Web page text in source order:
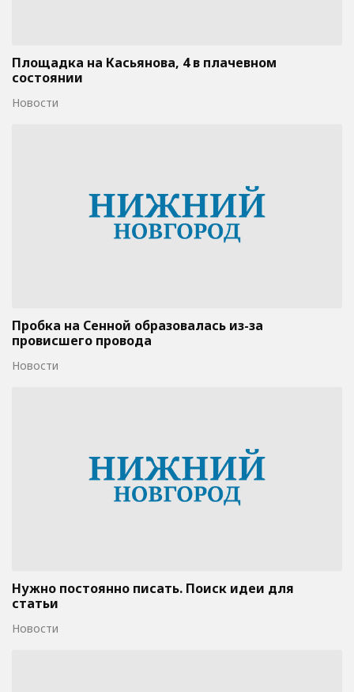
Площадка на Касьянова, 4 в плачевном
состоянии
Новости
Пробка на Сенной образовалась из-за
провисшего провода
Новости
Нужно постоянно писать. Поиск идеи для
статьи
Новости